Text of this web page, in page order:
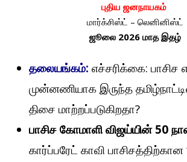
புதிய ஜனநாயகம்
மார்க்சிஸ்ட் – லெனினிஸ்ட்
ஜூலை 2026 மாத இதழ்
தலையங்கம்: எச்சரிக்கை: பாசிச
முன்னணியாக இருந்த
திசை மாற்றப்படுகிறதா?
பாசிச கோமாளி விஜய்யின் 50
கார்ப்பரேட் காவி பாசிசத்திற்கான